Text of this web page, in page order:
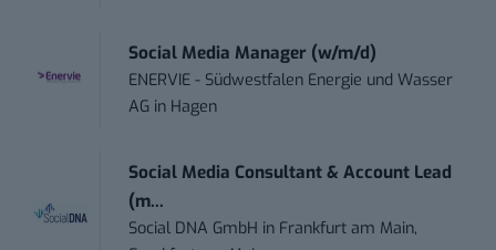
Social Media Manager (w/m/d)
ENERVIE - Südwestfalen Energie und Wasser
AG in Hagen
Social Media Consultant & Account Lead
(m...
Social DNA GmbH in Frankfurt am Main,